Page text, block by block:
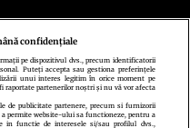
cookiesTermeni şi condiţii
Setări Cookies
confidențiale
pe dispozitivul dvs., precum identificatorii
Puteți accepta sau gestiona preferințele
unui interes legitim în orice moment pe
raportate partenerilor noștri și nu vă vor afecta
de publicitate partenere, precum si furnizorii
permite website-ului sa functioneze, pentru a
in functie de interesele si/sau profilul dvs.,